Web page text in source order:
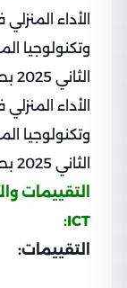
الأداء
وتكنولوجيا
الثاني 2025 بصيغة PDF
الأداء
وتكنولوجيا
الثاني 2025 بصيغة PDF
التقييمات
ICT:
التقييمات: